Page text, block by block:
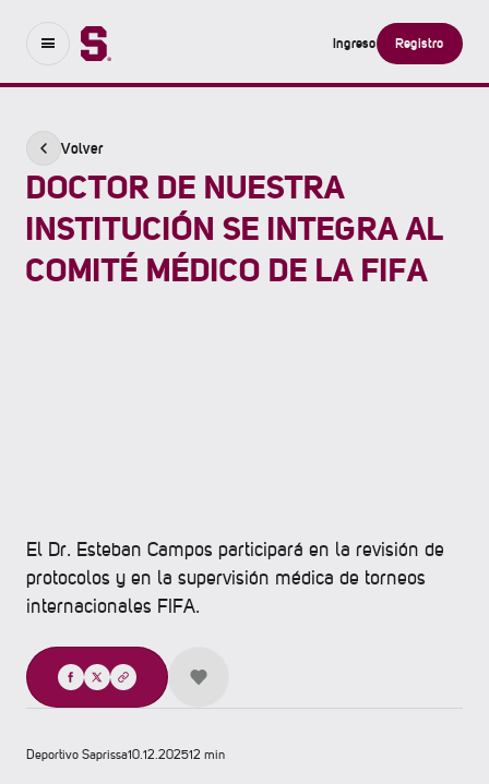
Ingreso Registro
Volver
DOCTOR DE NUESTRA
INSTITUCIÓN SE INTEGRA AL
COMITÉ MÉDICO DE LA FIFA
El Dr. Esteban Campos participará en la revisión de
protocolos y en la supervisión médica de torneos
internacionales FIFA.
Compartir
Deportivo Saprissa10.12.202512 min